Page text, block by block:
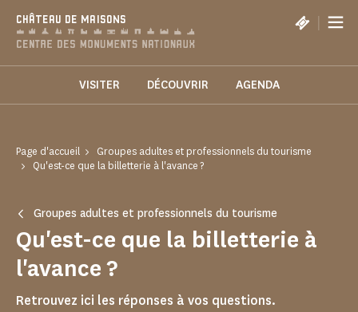
CHÂTEAU DE MAISONS |
VISITER DÉCOUVRIR AGENDA
Page d'accueil
Groupes adultes et professionnels du tourisme
Qu'est-ce que la billetterie à l'avance ?
Groupes adultes et professionnels du tourisme
Qu'est-ce que la billetterie à
l'avance ?
Retrouvez ici les réponses à vos questions.